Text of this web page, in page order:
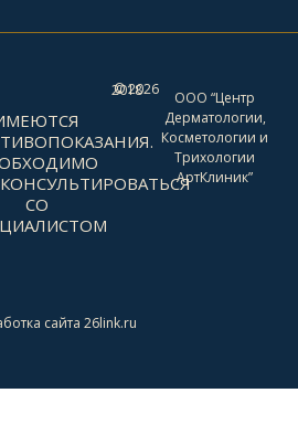
СО
© 2018 - 2026
ООО “Центр
Дерматологии,
Косметологии и
Трихологии
АртКлиник”
сайта 26link.ru